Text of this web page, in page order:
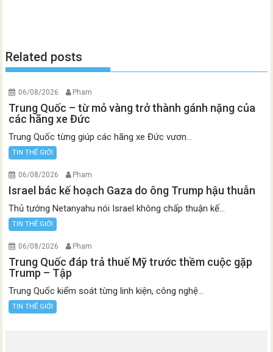
Related posts
06/08/2026 Pham
Trung Quốc – từ mỏ vàng trở thành gánh nặng của
các hãng xe Đức
Trung Quốc từng giúp các hãng xe Đức vươn...
TIN THẾ GIỚI
06/08/2026 Pham
Israel bác kế hoạch Gaza do ông Trump hậu thuẫn
Thủ tướng Netanyahu nói Israel không chấp thuận kế...
TIN THẾ GIỚI
06/08/2026 Pham
Trung Quốc đáp trả thuế Mỹ trước thềm cuộc gặp
Trump – Tập
Trung Quốc kiểm soát từng linh kiện, công nghệ...
TIN THẾ GIỚI